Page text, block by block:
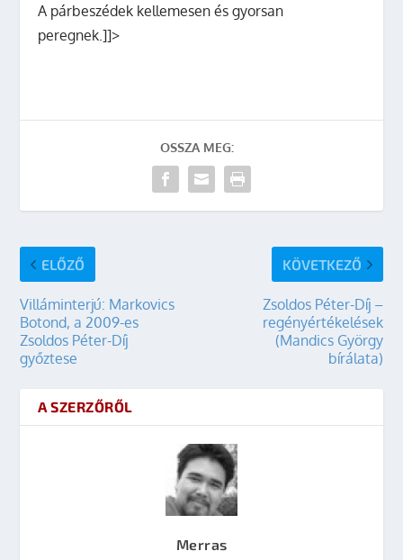
A párbeszédek kellemesen és gyorsan
peregnek.]]>
OSSZA MEG:
ELŐZŐ
Villáminterjú: Markovics
Botond, a 2009-es
Zsoldos Péter-Díj
győztese
KÖVETKEZŐ
Zsoldos Péter-Díj –
regényértékelések
(Mandics György
bírálata)
A SZERZŐRŐL
Merras